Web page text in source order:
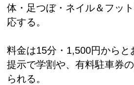
体・足つぼ・ネイル＆フッ
応する。
料金は15分・1,500円からと
提示で学割や、有料駐車券
られる。